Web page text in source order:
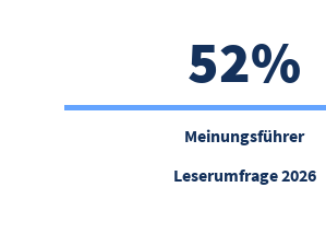
52%
Meinungsführer
Leserumfrage 2026